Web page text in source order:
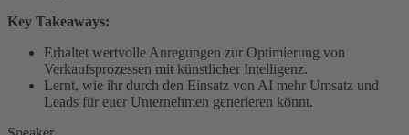
Key Takeaways:
Erhaltet wertvolle Anregungen zur Optimierung von
Verkaufsprozessen mit künstlicher Intelligenz.
Lernt, wie ihr durch den Einsatz von AI mehr Umsatz und
Leads für euer Unternehmen generieren könnt.